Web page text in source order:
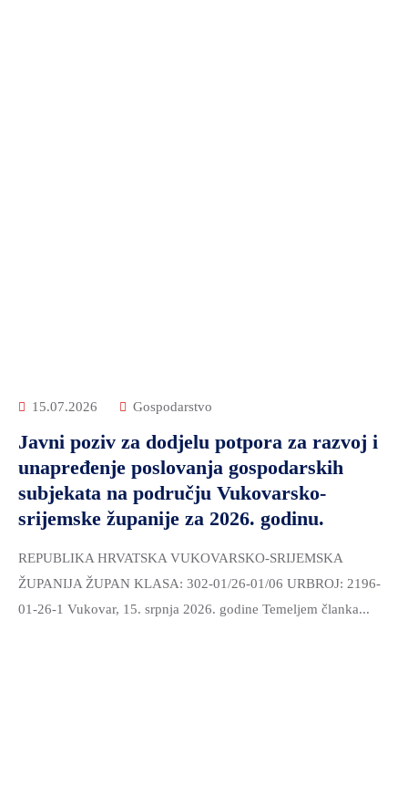
15.07.2026 Gospodarstvo
Javni poziv za dodjelu potpora za razvoj i
unapređenje poslovanja gospodarskih
subjekata na području Vukovarsko-
srijemske županije za 2026. godinu.
REPUBLIKA HRVATSKA VUKOVARSKO-SRIJEMSKA
ŽUPANIJA ŽUPAN KLASA: 302-01/26-01/06 URBROJ: 2196-
01-26-1 Vukovar, 15. srpnja 2026. godine Temeljem članka...